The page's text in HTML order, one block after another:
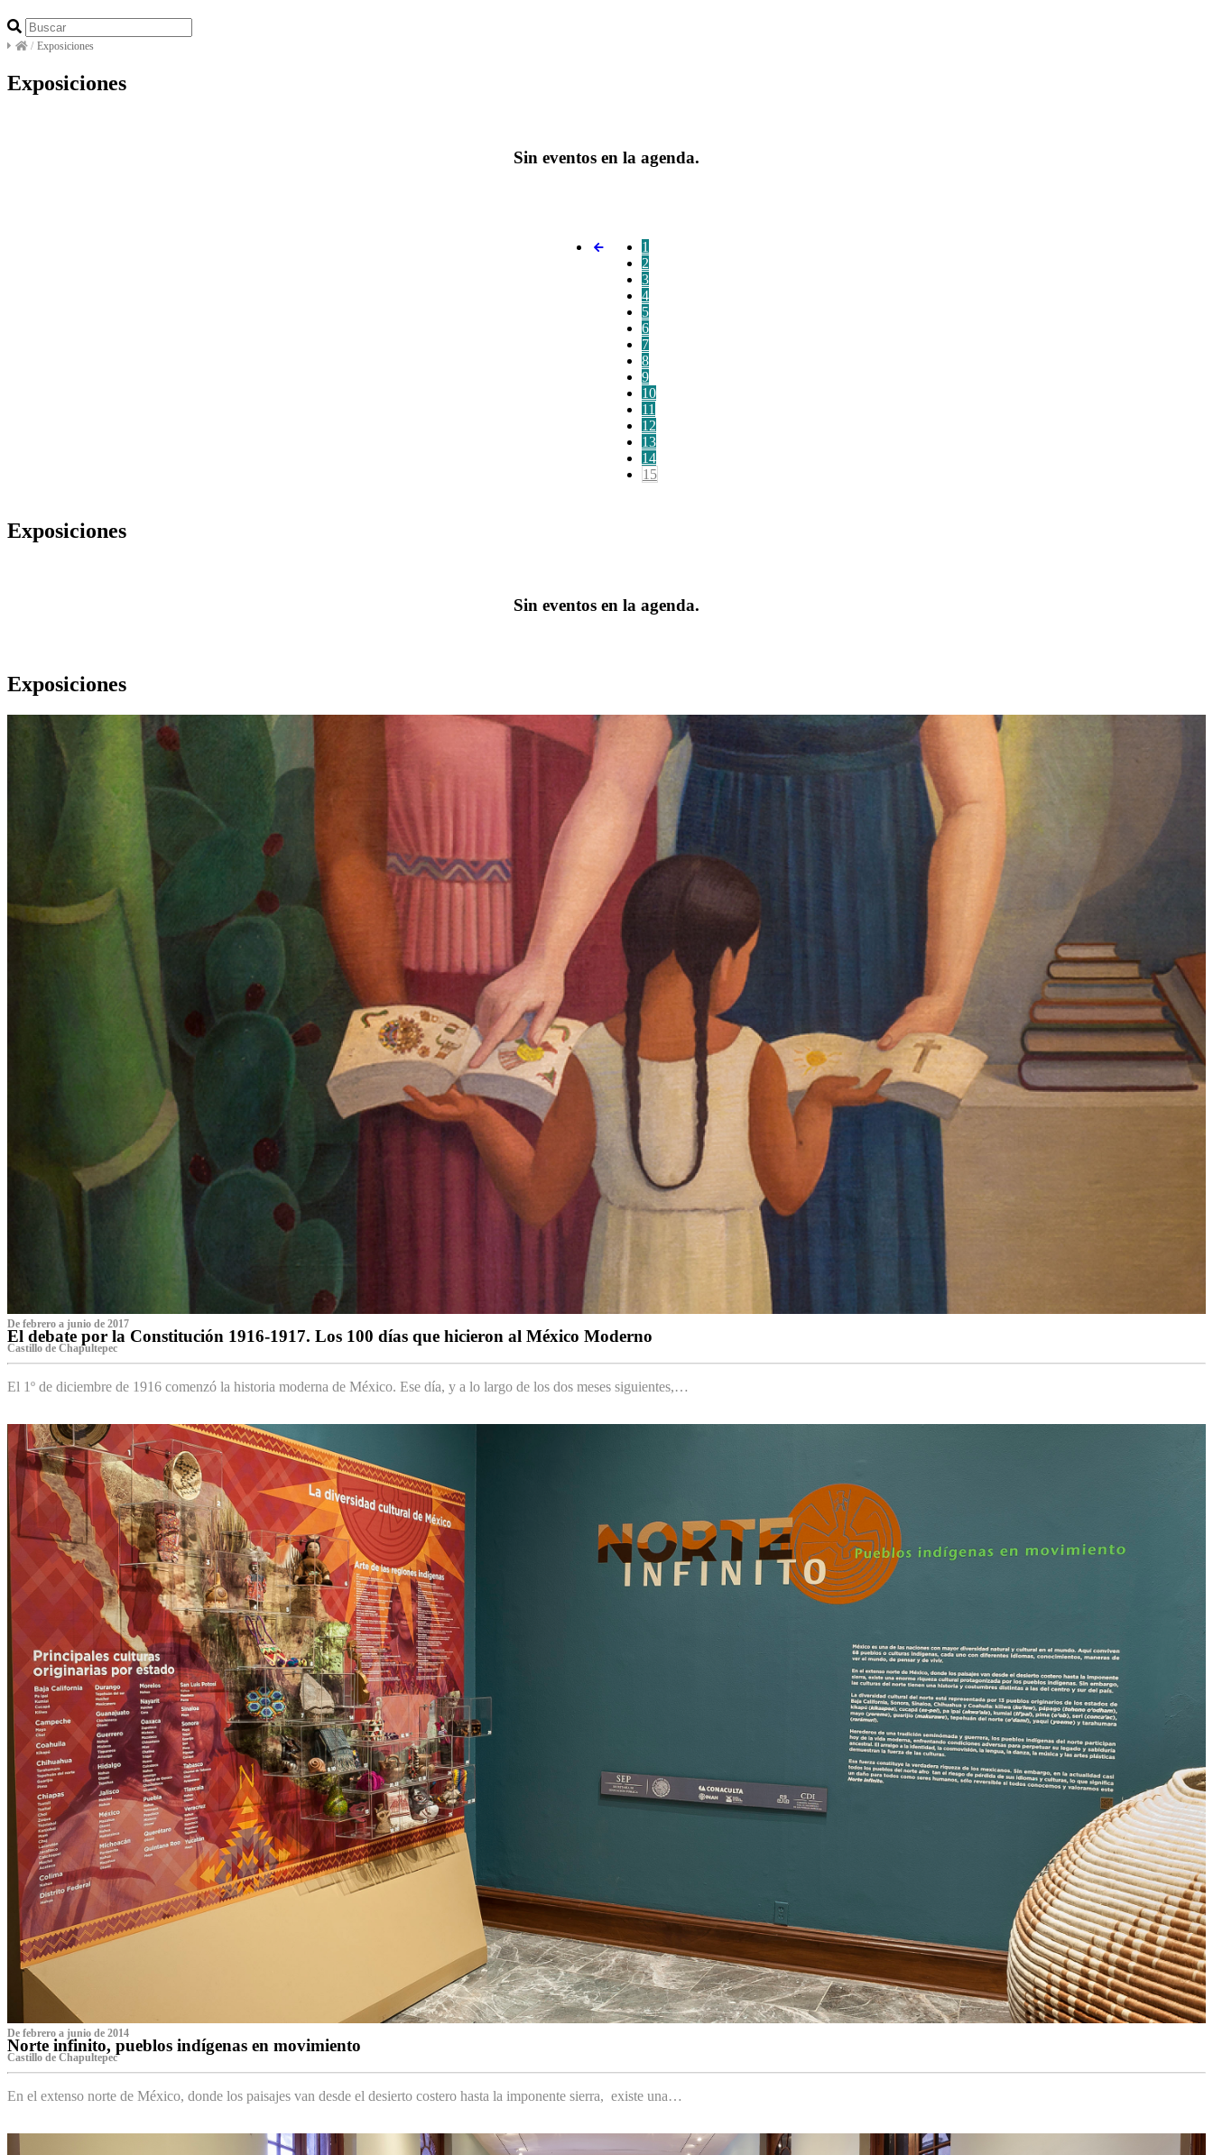
/ Exposiciones
Exposiciones
Sin eventos en la agenda.
1
2
3
4
5
6
7
8
9
10
11
12
13
14
15
Exposiciones
Sin eventos en la agenda.
Exposiciones
De febrero a junio de 2017
El debate por la Constitución 1916-1917. Los 100 días que hicieron al México Moderno
Castillo de Chapultepec
El 1º de diciembre de 1916 comenzó la historia moderna de México. Ese día, y a lo largo de los dos meses siguientes,…
De febrero a junio de 2014
Norte infinito, pueblos indígenas en movimiento
Castillo de Chapultepec
En el extenso norte de México, donde los paisajes van desde el desierto costero hasta la imponente sierra, existe una…